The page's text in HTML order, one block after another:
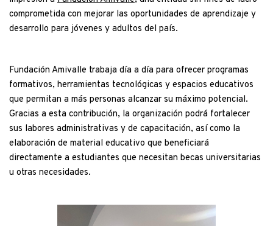
comprometida con mejorar las oportunidades de aprendizaje y
desarrollo para jóvenes y adultos del país.
Fundación Amivalle trabaja día a día para ofrecer programas
formativos, herramientas tecnológicas y espacios educativos
que permitan a más personas alcanzar su máximo potencial.
Gracias a esta contribución, la organización podrá fortalecer
sus labores administrativas y de capacitación, así como la
elaboración de material educativo que beneficiará
directamente a estudiantes que necesitan becas universitarias
u otras necesidades.